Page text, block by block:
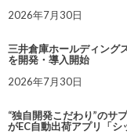
2026年7月30日
三井倉庫ホールディング
を開発・導入開始
2026年7月30日
“独自開発こだわり”のサ
がEC自動出荷アプリ「シ